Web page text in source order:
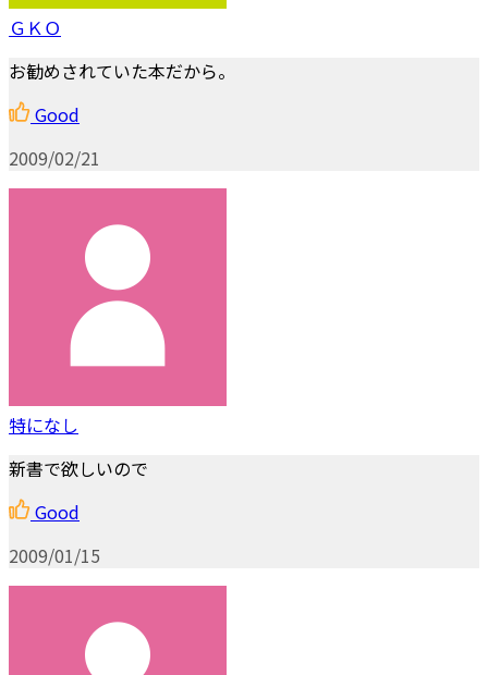
ＧＫＯ
お勧めされていた本だから。
Good
2009/02/21
特になし
新書で欲しいので
Good
2009/01/15